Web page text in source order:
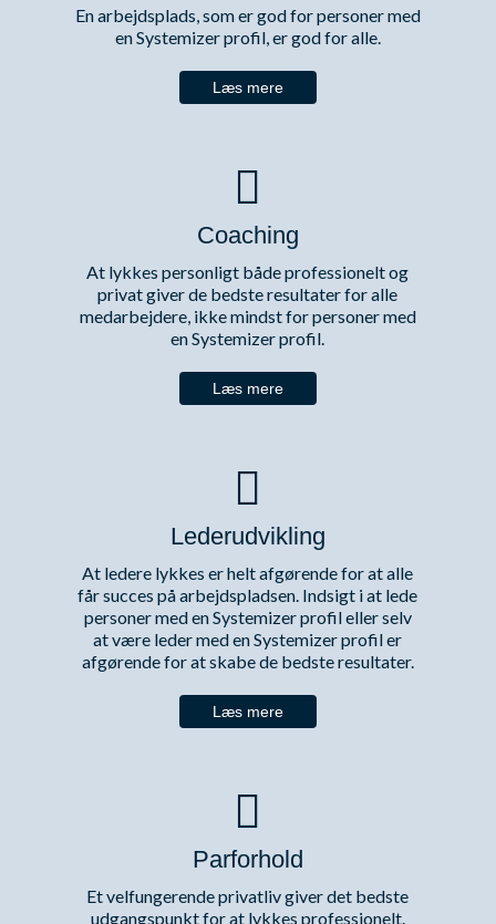
En arbejdsplads, som er god for personer med
en Systemizer profil, er god for alle.
Læs mere
Coaching
At lykkes personligt både professionelt og
privat giver de bedste resultater for alle
medarbejdere, ikke mindst for personer med
en Systemizer profil.
Læs mere
Lederudvikling
At ledere lykkes er helt afgørende for at alle
får succes på arbejdspladsen. Indsigt i at lede
personer med en Systemizer profil eller selv
at være leder med en Systemizer profil er
afgørende for at skabe de bedste resultater.
Læs mere
Parforhold
Et velfungerende privatliv giver det bedste
udgangspunkt for at lykkes professionelt.